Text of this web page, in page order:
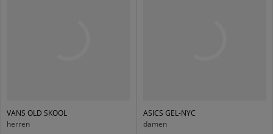
VANS OLD SKOOL
herren
ASICS GEL-NYC
damen